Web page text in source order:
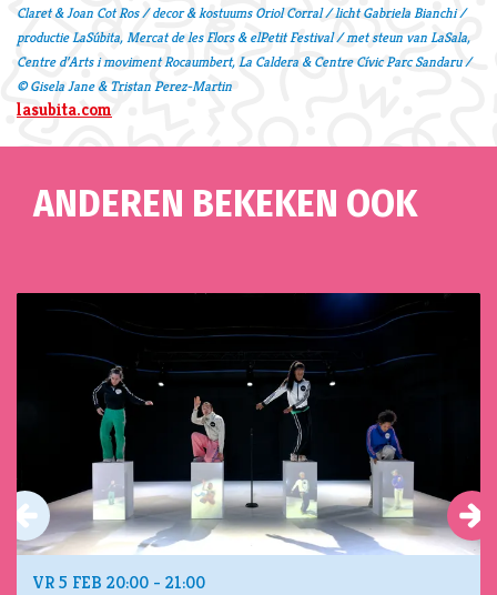
Claret & Joan Cot Ros / decor & kostuums Oriol Corral / licht Gabriela Bianchi /
productie LaSúbita, Mercat de les Flors & elPetit Festival / met steun van LaSala,
Centre d’Arts i moviment Rocaumbert, La Caldera & Centre Cívic Parc Sandaru /
© Gisela Jane & Tristan Perez-Martin
lasubita.com
ANDEREN BEKEKEN OOK
VR 5 FEB 20:00 - 21:00